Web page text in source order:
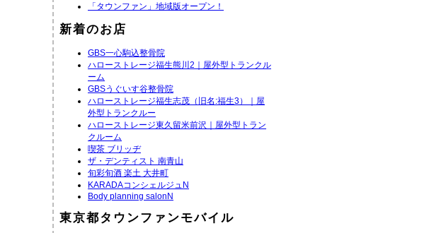
「タウンファン」地域版オープン！
新着のお店
GBS一心駒込整骨院
ハローストレージ福生熊川2｜屋外型トランクル
ーム
GBSうぐいす谷整骨院
ハローストレージ福生志茂（旧名:福生3）｜屋
外型トランクルー
ハローストレージ東久留米前沢｜屋外型トラン
クルーム
喫茶 ブリッヂ
ザ・デンティスト 南青山
旬彩旬酒 楽土 大井町
KARADAコンシェルジュN
Body planning salonN
東京都タウンファンモバイル